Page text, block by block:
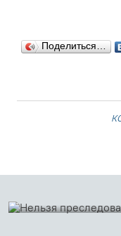
Поделиться…
Нельзя